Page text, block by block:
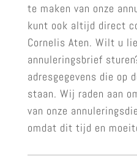
te maken van onze
kunt ook altijd direct
Cornelis Aten. Wilt u
annuleringsbrief
adresgegevens die op
staan. Wij raden aan
van onze
omdat dit tijd en